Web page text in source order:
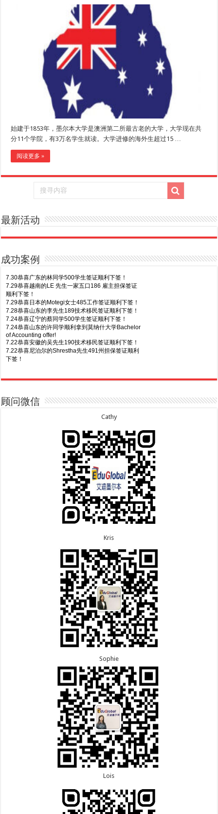
始建于1853年，墨尔本大学是澳洲第二所最古老的大学，大学现在共
分11个学院，有3万名学生就读。大学进修的海外生超过15 …
阅读更多 »
最新活动
成功案例
Business offer！
8.6恭喜江苏的谢先生600旅游签证顺利下签，三年多
8.5恭喜江苏的杨女士190技术移民签证顺利下签！
8.3恭喜黑龙江的刘女士864父母签证顺利下签！
8.3恭喜天津的陈同学和妈妈590+500学生签证顺利
7.30恭喜广东的林同学500学生签证顺利下签！
7.29恭喜越南的LE 先生一家五口186 雇主担保签证
顺利下签！
7.29恭喜日本的Motegi女士485工作签证顺利下签！
7.28恭喜山东的李先生189技术移民签证顺利下签！
7.24恭喜辽宁的蔡同学500学生签证顺利下签！
7.24恭喜山东的许同学顺利拿到莫纳什大学Bachelor
of Accounting offer!
7.22恭喜安徽的吴先生190技术移民签证顺利下签！
7.22恭喜尼泊尔的Shrestha先生491州担保签证顺利
下签！
签！
7.15恭喜江苏的曹同学500学生签证顺利下签！
7.13恭喜广东的邓同学500学生签证顺利下签！
7.9恭喜广东的喻同学500学生签证顺利下签！
7.8恭喜黑龙江的刘女士600旅游签证顺利下签，三年
7.7恭喜北京的王先生和孩子600旅游签证顺利下签，
顾问微信
Cathy
Kris
Sophie
Lois